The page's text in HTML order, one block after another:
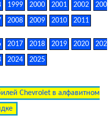
WA312N
WA848
1999 2000 2001 2002
200
2008 2009 2010 2011
2017 2018 2019 2020
202
2024 2025
Chevrolet в алфавитном